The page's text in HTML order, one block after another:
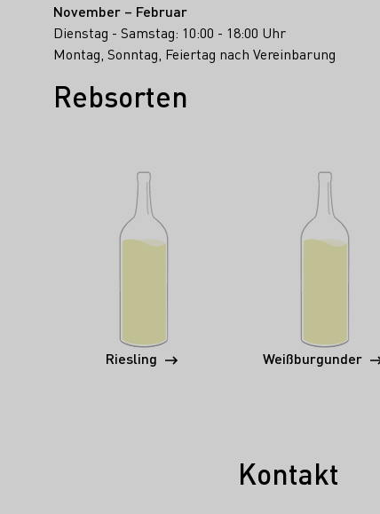
November – Februar
Dienstag - Samstag: 10:00 - 18:00 Uhr
Montag, Sonntag, Feiertag nach Vereinbarung
Rebsorten
Riesling Weißburgunder
Kontakt